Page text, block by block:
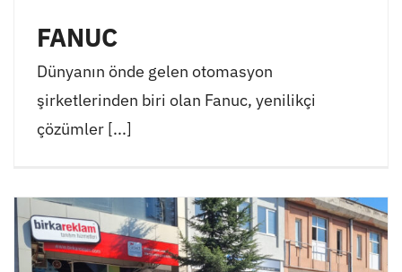
FANUC
Dünyanın önde gelen otomasyon
şirketlerinden biri olan Fanuc, yenilikçi
çözümler [...]